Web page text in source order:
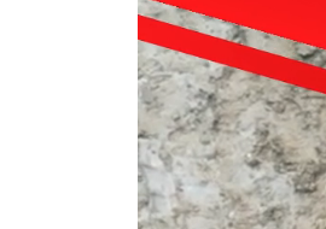
Wzmacnianie gruntu i
Kolumny DSM
Kolumny jet-
Mikropale
Pale CFA –